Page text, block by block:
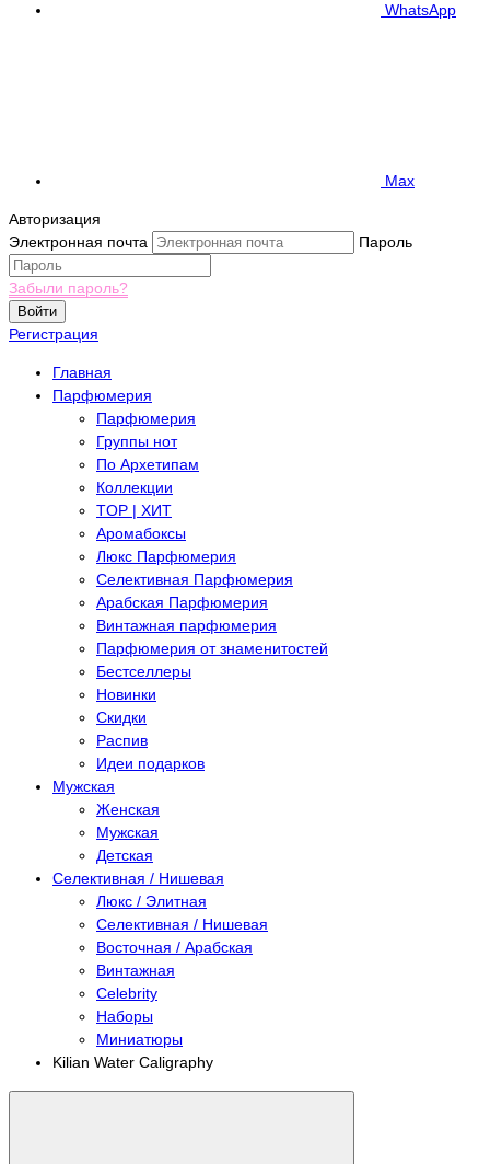
WhatsApp
Max
Авторизация
Электронная почта
Пароль
Забыли пароль?
Войти
Регистрация
Главная
Парфюмерия
Парфюмерия
Группы нот
По Архетипам
Коллекции
TOP | ХИТ
Аромабоксы
Люкс Парфюмерия
Селективная Парфюмерия
Арабская Парфюмерия
Винтажная парфюмерия
Парфюмерия от знаменитостей
Бестселлеры
Новинки
Скидки
Распив
Идеи подарков
Мужская
Женская
Мужская
Детская
Селективная / Нишевая
Люкс / Элитная
Селективная / Нишевая
Восточная / Арабская
Винтажная
Celebrity
Наборы
Миниатюры
Kilian Water Caligraphy